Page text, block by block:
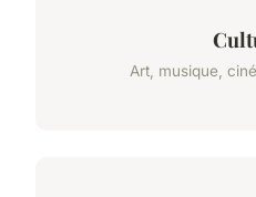
Art, musique,